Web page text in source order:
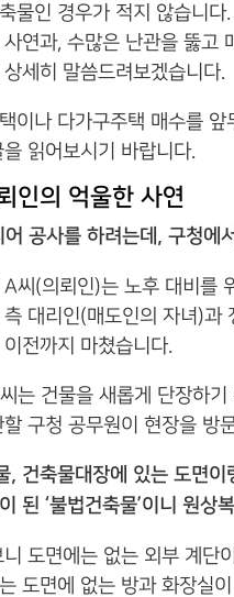
물인 경우가 적지 않습니
사연과, 수많은 난관을 뚫고
세히 말씀드려보겠습니다.
이나 다가구주택 매수를
을 읽어보시기 바랍니다.
인의 억울한 사연
어 공사를 하려는데, 구청
A씨(의뢰인)는 노후 대비를
측 대리인(매도인의 자녀)과
전까지 마쳤습니다.
는 건물을 새롭게 단장하
할 구청 공무원이 현장을 방
, 건축물대장에 있는 도면
된 ‘불법건축물’이니 원상
니 도면에는 없는 외부 계단
도면에 없는 방과 화장실